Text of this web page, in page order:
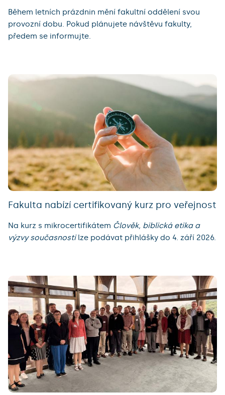
Během letních prázdnin mění fakultní oddělení svou
provozní dobu. Pokud plánujete návštěvu fakulty,
předem se informujte.
Fakulta nabízí certifikovaný kurz pro veřejnost
Na kurz s mikrocertifikátem Člověk, biblická etika a
výzvy současnostilze podávat přihlášky do 4. září 2026.